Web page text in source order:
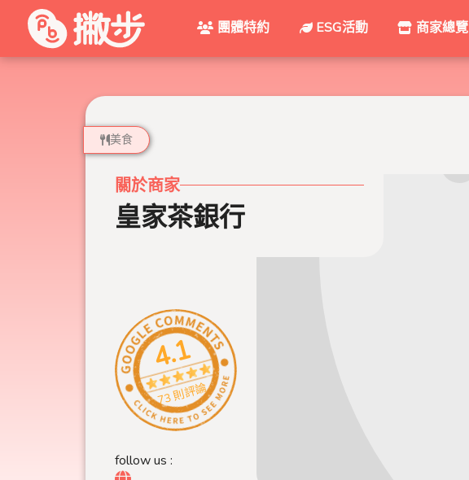
團體特約 ESG活動 商家總覽
美食
關於商家
皇家茶銀行
4.1
73 則評論
follow us :